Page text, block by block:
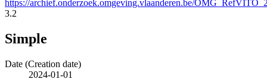
https://archief.onderzoek.omgeving.vlaanderen.be/
3.2
Simple
Date (Creation date)
2024-01-01